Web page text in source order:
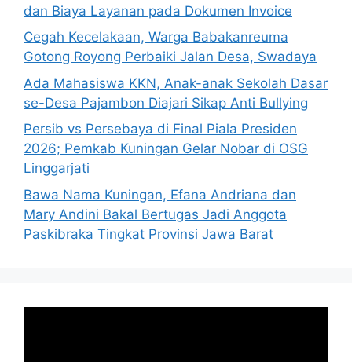
dan Biaya Layanan pada Dokumen Invoice
Cegah Kecelakaan, Warga Babakanreuma
Gotong Royong Perbaiki Jalan Desa, Swadaya
Ada Mahasiswa KKN, Anak-anak Sekolah Dasar
se-Desa Pajambon Diajari Sikap Anti Bullying
Persib vs Persebaya di Final Piala Presiden
2026; Pemkab Kuningan Gelar Nobar di OSG
Linggarjati
Bawa Nama Kuningan, Efana Andriana dan
Mary Andini Bakal Bertugas Jadi Anggota
Paskibraka Tingkat Provinsi Jawa Barat